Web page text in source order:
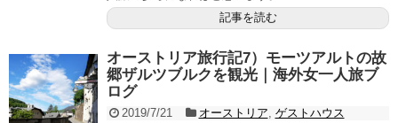
記事を読む
オーストリア旅行記7）モーツアルトの故
郷ザルツブルクを観光｜海外女一人旅ブ
ログ
2019/7/21 オーストリア ゲストハウス